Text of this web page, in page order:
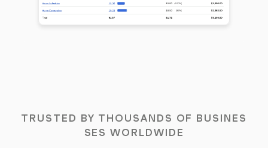
TRUSTED BY THOUSANDS OF BUSINES
SES WORLDWIDE